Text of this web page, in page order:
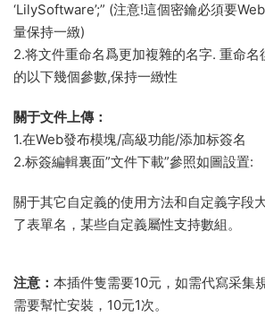
‘LilySoftware’;” (注意!這個密鑰必須要
量保持一緻)
2.将文件重命名爲更加複雜的名字. 重命
的以下幾個參數,保持一緻性
關于文件上傳：
1.在Web發布模塊/高級功能/添加标簽名
2.标簽編輯裏面”文件下載”參照如圖設置:
關于其它自定義的使用方法和自定義字段
了表單名，某些自定義屬性支持數組。
注意： 本插件隻需要10元，如需代寫采集
需要幫忙安裝，10元1次。